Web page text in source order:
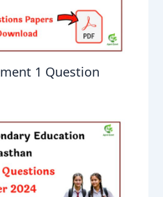
1 Question